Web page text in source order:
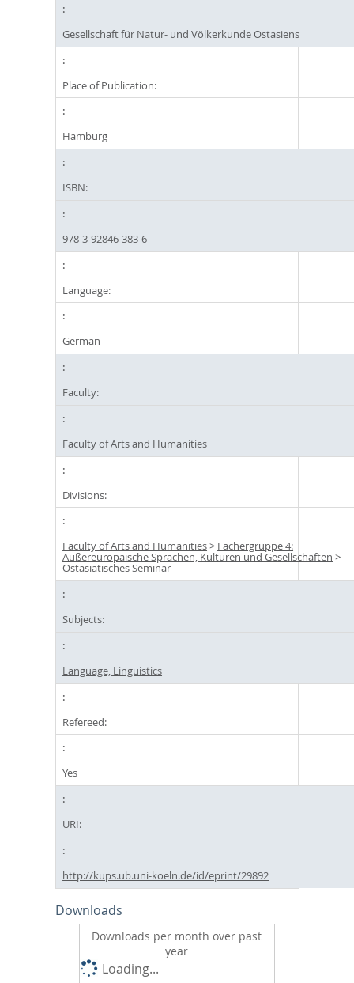
Gesellschaft für Natur- und Völkerkunde Ostasiens
Place of Publication:
Hamburg
ISBN:
978-3-92846-383-6
Language:
German
Faculty:
Faculty of Arts and Humanities
Divisions:
Faculty of Arts and Humanities> Fächergruppe 4:
Außereuropäische Sprachen, Kulturen und Gesellschaften >
Ostasiatisches Seminar
Subjects:
Language, Linguistics
Refereed:
Yes
URI:
http://kups.ub.uni-koeln.de/id/eprint/29892
Downloads
Downloads per month over past
year
Loading...